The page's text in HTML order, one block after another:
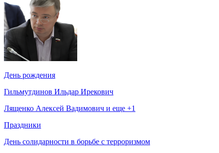
День рождения
Гильмутдинов Ильдар Ирекович
Лященко Алексей Вадимович и еще +1
Праздники
День солидарности в борьбе с терроризмом